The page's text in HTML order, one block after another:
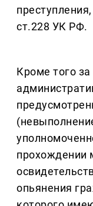
ст.228 УК РФ.
Кроме того
прохождении
опьянения